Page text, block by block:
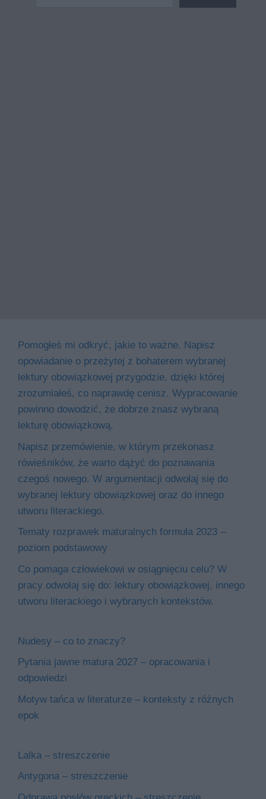
Pomogłeś mi odkryć, jakie to ważne. Napisz
opowiadanie o przeżytej z bohaterem wybranej
lektury obowiązkowej przygodzie, dzięki której
zrozumiałeś, co naprawdę cenisz. Wypracowanie
powinno dowodzić, że dobrze znasz wybraną
lekturę obowiązkową.
Napisz przemówienie, w którym przekonasz
rówieśników, że warto dążyć do poznawania
czegoś nowego. W argumentacji odwołaj się do
wybranej lektury obowiązkowej oraz do innego
utworu literackiego.
Tematy rozprawek maturalnych formuła 2023 –
poziom podstawowy
Co pomaga człowiekowi w osiągnięciu celu? W
pracy odwołaj się do: lektury obowiązkowej, innego
utworu literackiego i wybranych kontekstów.
Nudesy – co to znaczy?
Pytania jawne matura 2027 – opracowania i
odpowiedzi
Motyw tańca w literaturze – konteksty z różnych
epok
Lalka – streszczenie
Antygona – streszczenie